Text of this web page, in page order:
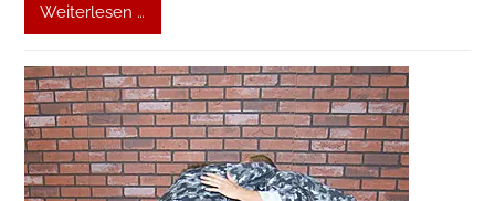
Weiterlesen …